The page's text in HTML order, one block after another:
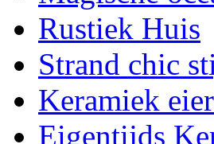
Rustiek Huis
Strand chic
Keramiek
Eigentijds